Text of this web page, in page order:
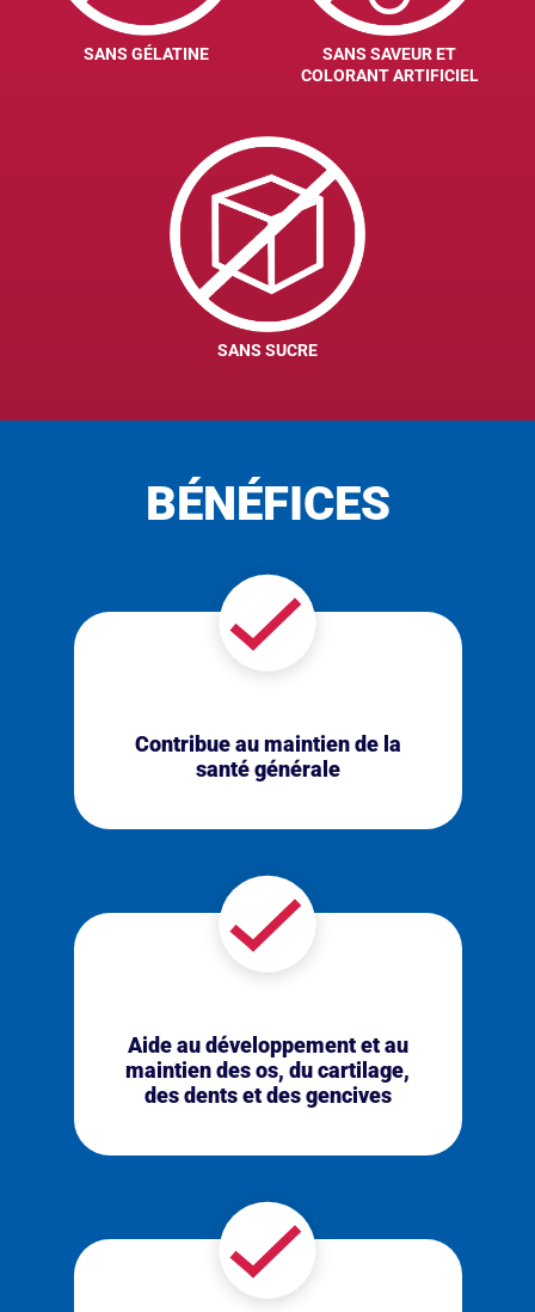
SANS GÉLATINE
SANS SAVEUR ET
COLORANT ARTIFICIEL
SANS SUCRE
BÉNÉFICES
Contribue au maintien de la
santé générale
Aide au développement et au
maintien des os, du cartilage,
des dents et des gencives